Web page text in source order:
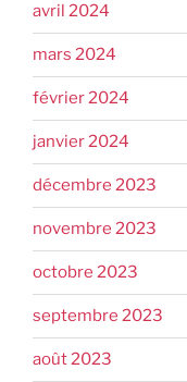
avril 2024
mars 2024
février 2024
janvier 2024
décembre 2023
novembre 2023
octobre 2023
septembre 2023
août 2023